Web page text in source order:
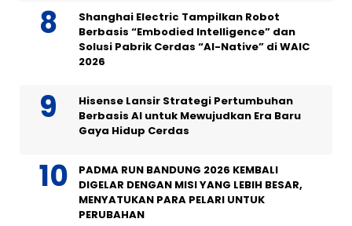
Shanghai Electric Tampilkan Robot
Berbasis “Embodied Intelligence” dan
Solusi Pabrik Cerdas “AI-Native” di WAIC
2026
Hisense Lansir Strategi Pertumbuhan
Berbasis AI untuk Mewujudkan Era Baru
Gaya Hidup Cerdas
PADMA RUN BANDUNG 2026 KEMBALI
DIGELAR DENGAN MISI YANG LEBIH BESAR,
MENYATUKAN PARA PELARI UNTUK
PERUBAHAN